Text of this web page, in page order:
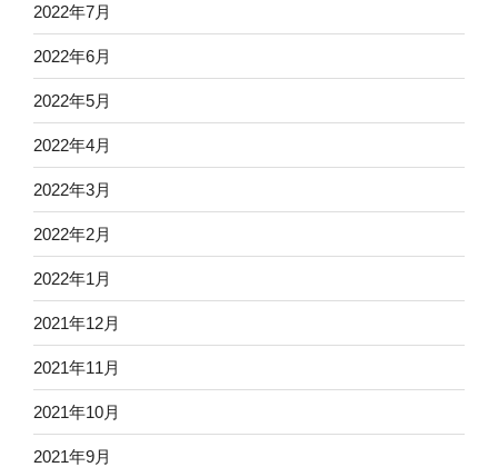
2022年7月
2022年6月
2022年5月
2022年4月
2022年3月
2022年2月
2022年1月
2021年12月
2021年11月
2021年10月
2021年9月